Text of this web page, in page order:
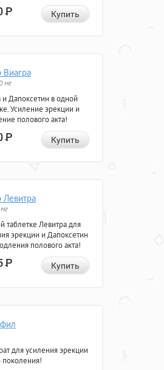
Р Купить
Виагра
мг
и Дапоксетин в одной
Усиление эрекции и
полового акта!
Р Купить
Левитра
таблетке Левитра для
эрекции и Дапоксетин
полового акта!
Р Купить
для усиления эрекции
поколения!